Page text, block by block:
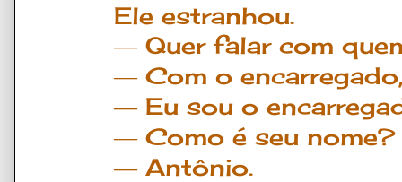
Ele estranhou.
―Quer falar com
―Com o
―Eu sou o
―Como é seu nome?
―Antônio.